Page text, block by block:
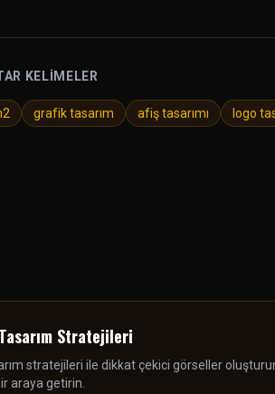
KELIMELER
grafik tasarım afiş tasarımı logo
Stratejileri
stratejileri ile dikkat çekici görseller
araya getirin.